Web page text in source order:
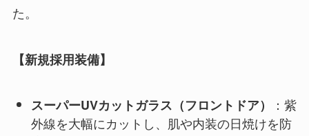
た。
【新規採用装備】
スーパーUVカットガラス（フロントドア）
：紫
外線を大幅にカットし、肌や内装の日焼けを防